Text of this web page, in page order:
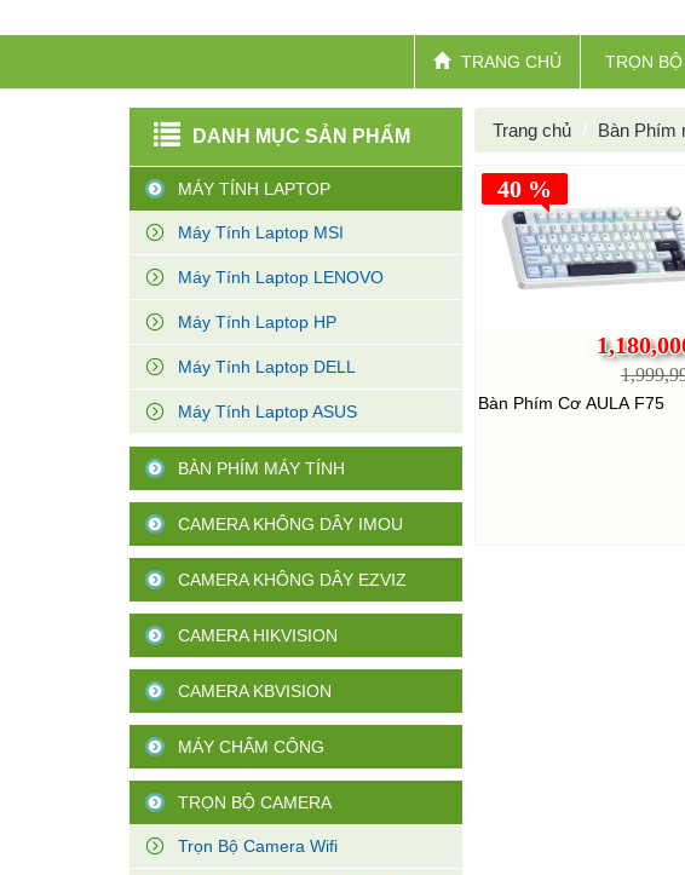
TRANG CHỦ TRỌN
DANH MỤC SẢN PHẨM
MÁY TÍNH LAPTOP
Máy Tính Laptop MSI
Máy Tính Laptop LENOVO
Máy Tính Laptop HP
Máy Tính Laptop DELL
Máy Tính Laptop ASUS
BÀN PHÍM MÁY TÍNH
CAMERA KHÔNG DÂY IMOU
CAMERA KHÔNG DÂY EZVIZ
CAMERA HIKVISION
CAMERA KBVISION
MÁY CHẤM CÔNG
TRỌN BỘ CAMERA
Trọn Bộ Camera Wifi
Trang chủ Bàn Phím
40 %
Bàn Phím Cơ AULA F75